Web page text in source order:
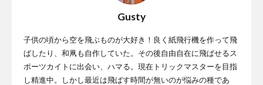
Gusty
子供の頃から空を飛ぶものが大好き！良く紙飛行機を作って飛
ばしたり、和凧も自作していた。その後自由自在に飛ばせるス
ポーツカイトに出会い、ハマる。現在トリックマスターを目指
し精進中。しかし最近は飛ばす時間が無いのが悩みの種であ